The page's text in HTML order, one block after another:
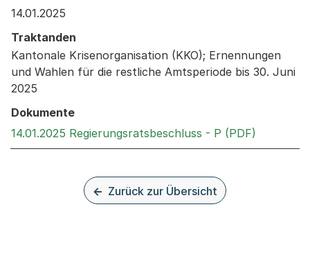
14.01.2025
Traktanden
Kantonale Krisenorganisation (KKO); Ernennungen
und Wahlen für die restliche Amtsperiode bis 30. Juni
2025
Dokumente
14.01.2025 Regierungsratsbeschluss - P (PDF)
Zurück zur Übersicht